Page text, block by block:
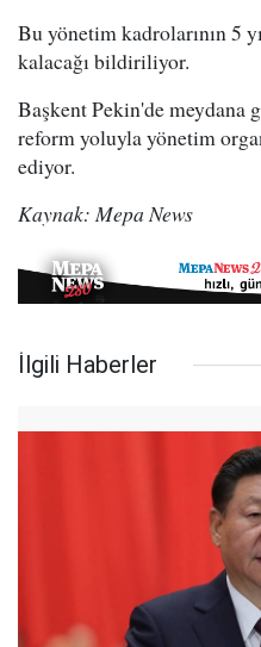
Bu yönetim kadrolarının 5
kalacağı bildiriliyor.
Başkent Pekin'de meydana
reform yoluyla yönetim
ediyor.
Kaynak: Mepa News
İlgili Haberler